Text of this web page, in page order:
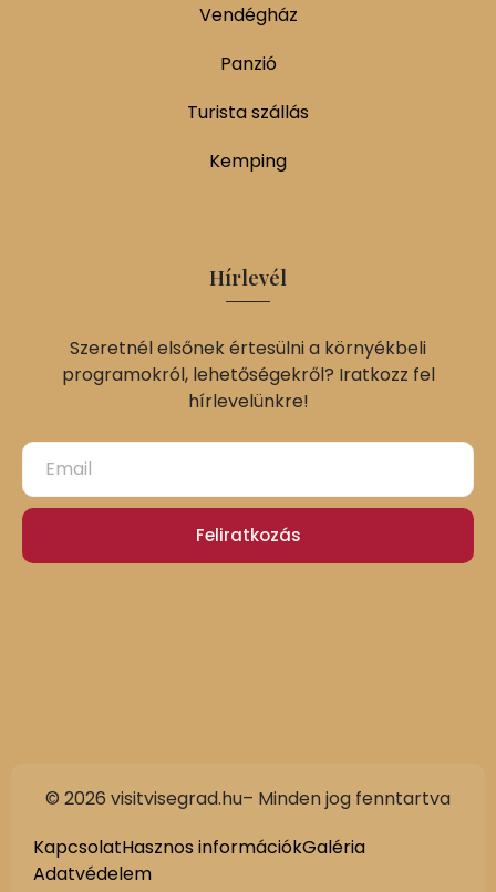
Vendégház
Panzió
Turista szállás
Kemping
Hírlevél
Szeretnél elsőnek értesülni a környékbeli
programokról, lehetőségekről? Iratkozz fel
hírlevelünkre!
Feliratkozás
© 2026 visitvisegrad.hu– Minden jog fenntartva
KapcsolatHasznos információkGaléria
Adatvédelem